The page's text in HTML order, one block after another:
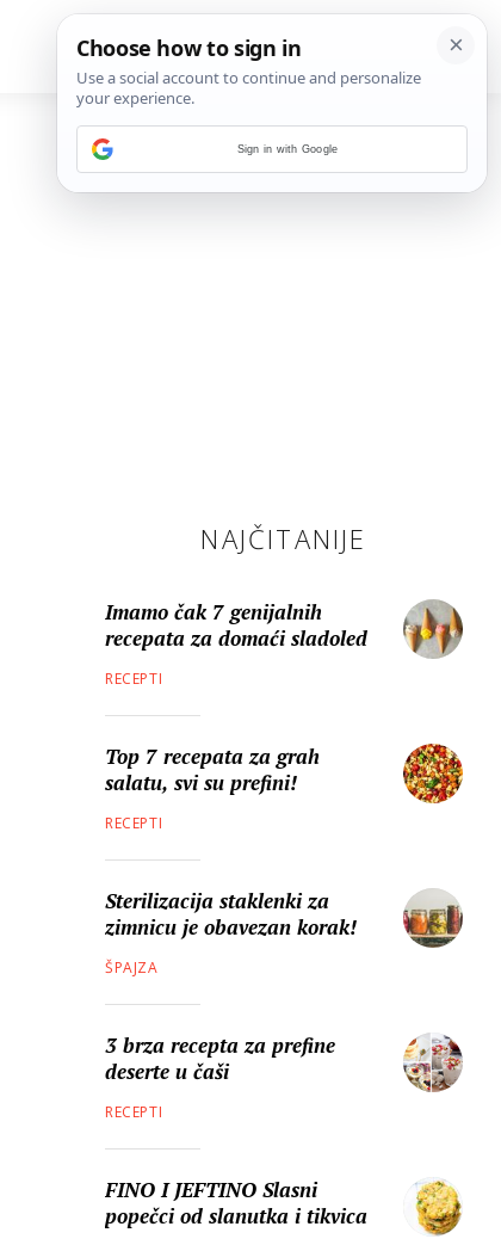
NAJČITANIJE
Imamo čak 7 genijalnih
recepata za domaći sladoled
RECEPTI
Top 7 recepata za grah
salatu, svi su prefini!
RECEPTI
Sterilizacija staklenki za
zimnicu je obavezan korak!
ŠPAJZA
3 brza recepta za prefine
deserte u čaši
RECEPTI
FINO I JEFTINO Slasni
popečci od slanutka i tikvica
Sign in with Google